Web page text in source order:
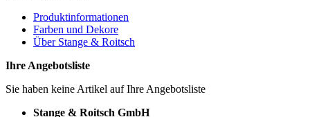
Produktinformationen
Farben und Dekore
Über Stange & Roitsch
Ihre Angebotsliste
Sie haben keine Artikel auf Ihre Angebotsliste
Stange & Roitsch GmbH